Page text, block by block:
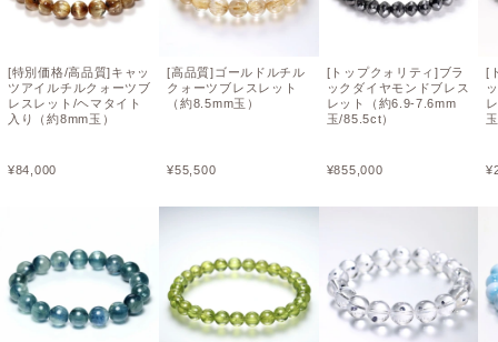
[特別価格/高品質]キャッ
ツアイルチルクォーツブ
レスレット/ヘマタイト
入り（約8mm玉）
¥84,000
[高品質]ゴールドルチル
クォーツブレスレット
（約8.5mm玉）
¥55,500
[トップクォリティ]ブラ
ックダイヤモンドブレス
レット（約6.9-7.6mm
玉/85.5ct）
¥855,000
[
¥